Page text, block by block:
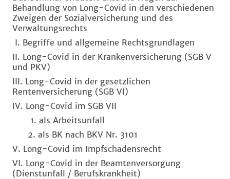
Behandlung von Long-Covid in den verschiedenen
Zweigen der Sozialversicherung und des
Verwaltungsrechts
I. Begriffe und allgemeine Rechtsgrundlagen
II. Long-Covid in der Krankenversicherung (SGB V
und PKV)
III. Long-Covid in der gesetzlichen
Rentenversicherung (SGB VI)
IV. Long-Covid im SGB VII
1. als Arbeitsunfall
2. als BK nach BKV Nr. 3101
V. Long-Covid im Impfschadensrecht
VI. Long-Covid in der Beamtenversorgung
(Dienstunfall / Berufskrankheit)